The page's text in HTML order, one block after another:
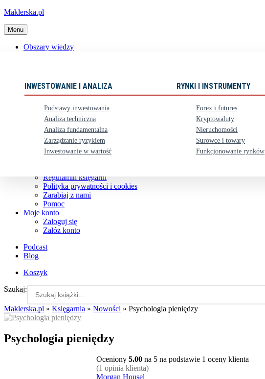
Maklerska.pl
Menu
Obszary wiedzy
INWESTOWANIE I ANALIZA
Podstawy inwestowania
Analiza techniczna
Analiza fundamentalna
Zarządzanie ryzykiem
Inwestowanie w wartość
RYNKI I INSTRUMENTY
Forex i futures
Kryptowaluty
Nieruchomości
Surowce i towary
Funkcjonowanie rynków
Ebooki
Karty upominkowe
⏳ Zapowiedzi
Obsługa klienta
Koszty dostawy
Nasze konto bankowe
Regulamin księgarni
Polityka prywatności i cookies
Zarabiaj z nami
Pomoc
Moje konto
Zaloguj się
Załóż konto
Podcast
Blog
Koszyk
Szukaj:
Maklerska.pl » Księgarnia » Nowości » Psychologia pieniędzy
Psychologia pieniędzy
Oceniony 5.00 na 5 na podstawie 1 oceny klienta
(1 opinia klienta)
Morgan Housel